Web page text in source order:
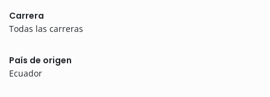
Carrera
Todas las carreras
País de origen
Ecuador